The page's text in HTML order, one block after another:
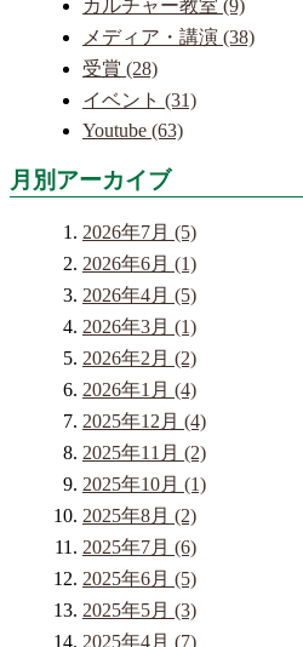
カルチャー教室 (9)
メディア・講演 (38)
受賞 (28)
イベント (31)
Youtube (63)
月別アーカイブ
2026年7月 (5)
2026年6月 (1)
2026年4月 (5)
2026年3月 (1)
2026年2月 (2)
2026年1月 (4)
2025年12月 (4)
2025年11月 (2)
2025年10月 (1)
2025年8月 (2)
2025年7月 (6)
2025年6月 (5)
2025年5月 (3)
2025年4月 (7)